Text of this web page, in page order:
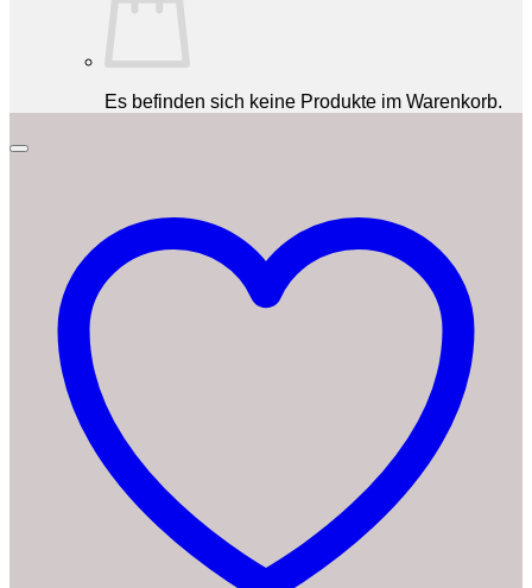
Es befinden sich keine Produkte im Warenkorb.